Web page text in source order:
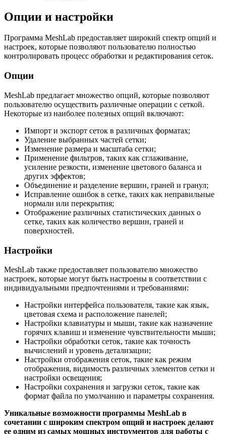
Опции и настройки
Программа MeshLab предоставляет широкий спектр опций и
настроек, которые позволяют пользователю полностью
контролировать процесс обработки и редактирования сеток.
Опции
MeshLab предлагает множество опций, которые позволяют
пользователю осуществить различные операции с сеткой.
Некоторые из наиболее полезных опций включают:
Импорт и экспорт сеток в различных форматах;
Удаление выбранных частей сетки;
Изменение размера и масштаба сетки;
Применение фильтров, таких как сглаживание,
усиление резкости, изменение цветового баланса и
других эффектов;
Объединение и разделение вершин, граней и гранул;
Исправление ошибок в сетке, таких как неправильные
нормали или перекрытия;
Отображение различных статистических данных о
сетке, таких как количество вершин, граней и
поверхностей.
Настройки
MeshLab также предоставляет пользователю множество
настроек, которые могут быть настроены в соответствии с
индивидуальными предпочтениями и требованиями:
Настройки интерфейса пользователя, такие как язык,
цветовая схема и расположение панелей;
Настройки клавиатуры и мыши, такие как назначение
горячих клавиш и изменение чувствительности мыши;
Настройки обработки сеток, такие как точность
вычислений и уровень детализации;
Настройки отображения сеток, такие как режим
отображения, видимость различных элементов сетки и
настройки освещения;
Настройки сохранения и загрузки сеток, такие как
формат файла по умолчанию и параметры сохранения.
Уникальные возможности программы MeshLab в
сочетании с широким спектром опций и настроек делают
ее одним из самых мощных инструментов для работы с